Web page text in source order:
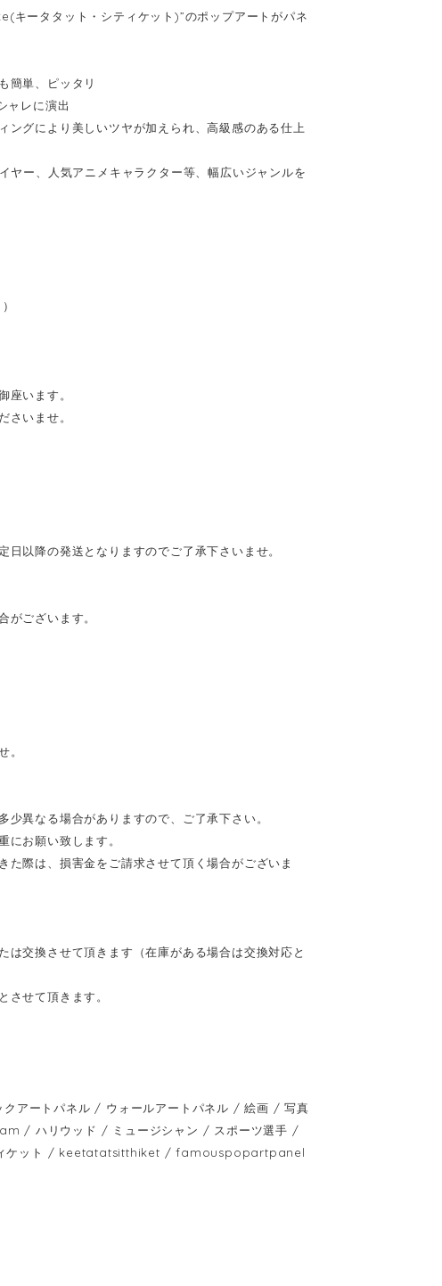
ータタット・シティケット)”のポップアートがパネ
簡単、ピッタリ
ャレに演出
ングにより美しいツヤが加えられ、高級感のある仕上
ヤー、人気アニメキャラクター等、幅広いジャンルを
座います。
さいませ。
以降の発送となりますのでご了承下さいませ。
がございます。
。
異なる場合がありますので、ご了承下さい。
お願い致します。
際は、損害金をご請求させて頂く場合がございま
交換させて頂きます（在庫がある場合は交換対応と
せて頂きます。
アートパネル / ウォールアートパネル / 絵画 / 写真
/ ハリウッド / ミュージシャン / スポーツ選手 /
ィケット / keetatatsitthiket / famouspopartpanel